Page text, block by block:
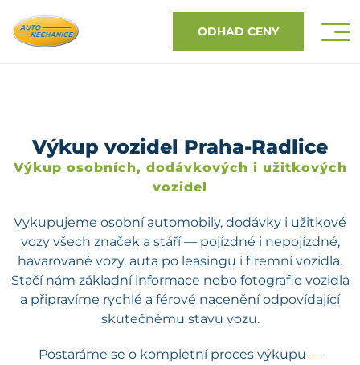
ODHAD CENY
Výkup vozidel Praha-Radlice
Výkup osobních, dodávkových i užitkových
vozidel
Vykupujeme osobní automobily, dodávky i užitkové
vozy všech značek a stáří — pojízdné i nepojízdné,
havarované vozy, auta po leasingu i firemní vozidla.
Stačí nám základní informace nebo fotografie vozidla
a připravíme rychlé a férové nacenění odpovídající
skutečnému stavu vozu.
Postaráme se o kompletní proces výkupu —